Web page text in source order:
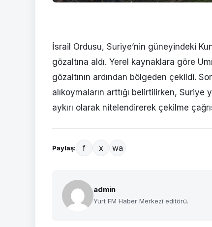
İsrail Ordusu, Suriye’nin güneyindeki
gözaltına aldı. Yerel kaynaklara göre
gözaltının ardından bölgeden çekildi.
alıkoymaların arttığı belirtilirken,
aykırı olarak nitelendirerek çekilme
Paylaş: f x wa
admin
Yurt FM Haber Merkezi editörü.